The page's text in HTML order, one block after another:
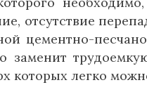
отсутствие
цементно-
заменит
которых легко